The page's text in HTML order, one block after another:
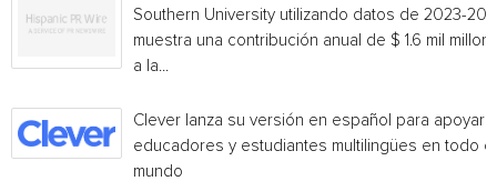
Southern University utilizando datos de 2023-
muestra una contribución anual de $ 1.6 mil
a la...
Clever lanza su versión en español para apoyar a
educadores y estudiantes multilingües en todo el
mundo